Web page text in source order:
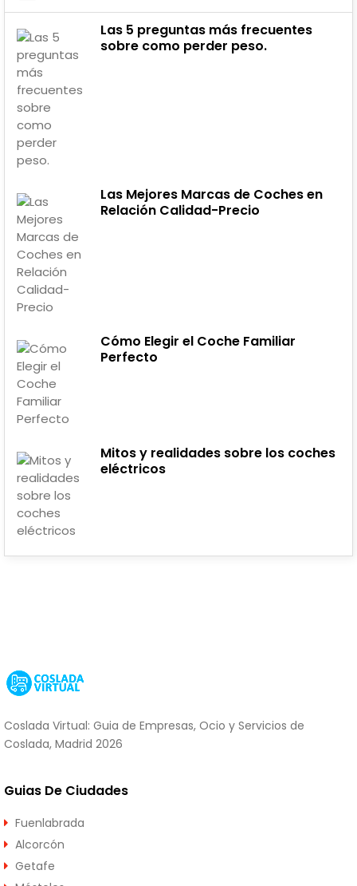
Las 5 preguntas más frecuentes
sobre como perder peso.
Las Mejores Marcas de Coches en
Relación Calidad-Precio
Cómo Elegir el Coche Familiar
Perfecto
Mitos y realidades sobre los coches
eléctricos
Coslada Virtual: Guia de Empresas, Ocio y Servicios de
Coslada, Madrid 2026
Guias De Ciudades
Fuenlabrada
Alcorcón
Getafe